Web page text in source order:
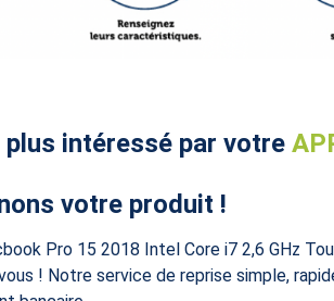
plus intéressé par votre
votre produit !
Pro 15 2018 Intel Core i7 2,6 GHz
! Notre service de reprise simple,